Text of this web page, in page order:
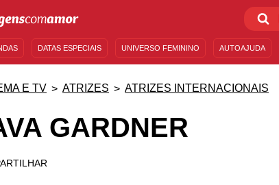
DATAS ESPECIAIS UNIVERSO FEMININO AUTOAJUDA
E TV ATRIZES ATRIZES INTERNACIONAIS
GARDNER